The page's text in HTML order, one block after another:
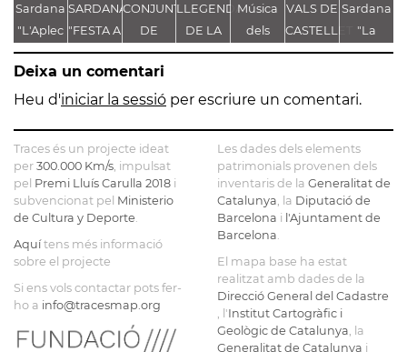
Sardana
"L'Aplec
d'Artés"
SARDANA
"FESTA A
CASTELLET"
CONJUNT
DE
LLEGENDES
VINCULADES
AL CAMÍ
LLEGENDA
DE LA
TROBALLA
MARE
CASTELLET
Música
dels
Pastorets
VALS DE
CASTELLET
Sardana
"La
Festa
d'Enric
Deixa un comentari
Heu d'iniciar la sessió per escriure un comentari.
Traces és un projecte ideat
per 300.000 Km/s , impulsat
pel Premi Lluís Carulla 2018 i
subvencionat pel Ministerio
de Cultura y Deporte
Aquítens més informació
sobre el projecte
Si ens vols contactar pots fer-
ho a info@tracesmap.org
Les dades dels elements
patrimonials provenen dels
inventaris de la Generalitat de
Catalunya , la Diputació de
Barcelona i l'Ajuntament de
Barcelona
El mapa base ha estat
realitzat amb dades de la
Direcció General del Cadastre
, l'Institut Cartogràfic i
Geològic de Catalunya , la
Generalitat de Catalunya i